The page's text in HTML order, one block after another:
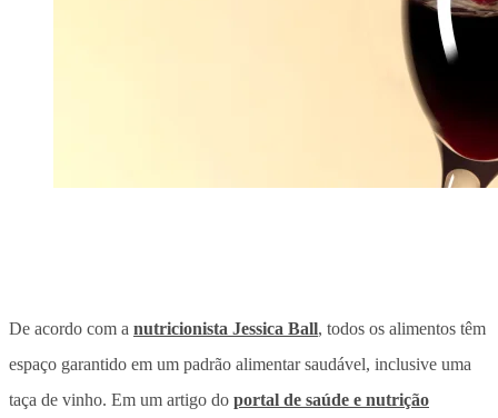
De acordo com a nutricionista Jessica Ball, todos os alimentos têm
espaço garantido em um padrão alimentar saudável, inclusive uma
taça de vinho. Em um artigo do portal de saúde e nutrição